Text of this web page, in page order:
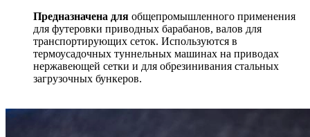
Предназначена для общепромышленного применения
для футеровки приводных барабанов, валов для
транспортирующих сеток. Используются в
термоусадочных туннельных машинах на приводах
нержавеющей сетки и для обрезинивания стальных
загрузочных бункеров.